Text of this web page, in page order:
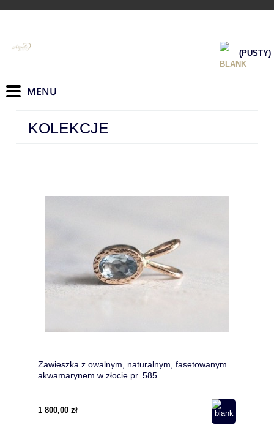
(PUSTY)
KOLEKCJE
Zawieszka z owalnym, naturalnym, fasetowanym
akwamarynem w złocie pr. 585
1 800,00 zł